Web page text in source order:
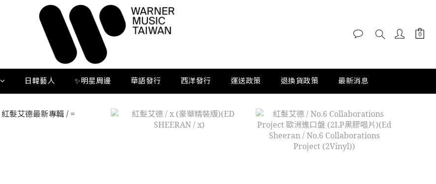
日韓藝人 ✨明星周邊 華語發行 西洋發行 運送政策 退換貨政策 最新消息